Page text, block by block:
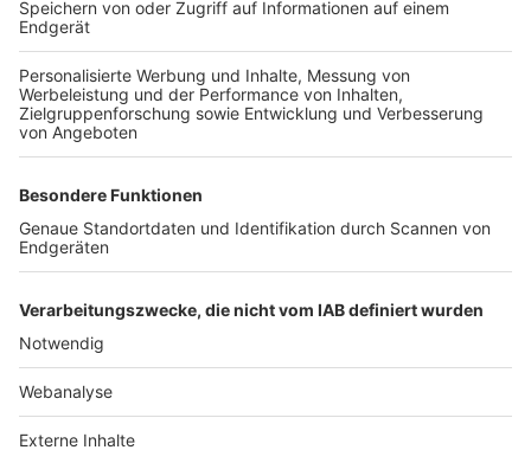
TOP-VEREINE
TOP-PARTNER
Nutzungsbedingungen Datenschutz Impressum